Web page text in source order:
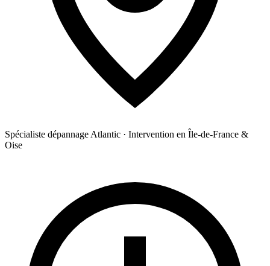
Spécialiste dépannage Atlantic · Intervention en Île-de-France &
Oise